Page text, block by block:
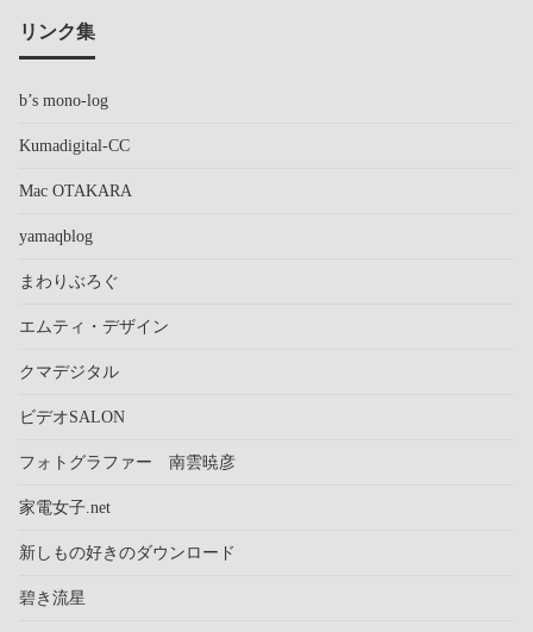
リンク集
b’s mono-log
Kumadigital-CC
Mac OTAKARA
yamaqblog
まわりぶろぐ
エムティ・デザイン
クマデジタル
ビデオSALON
フォトグラファー 南雲暁彦
家電女子.net
新しもの好きのダウンロード
碧き流星